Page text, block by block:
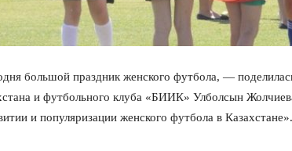
большой праздник женского футбола, —
и футбольного клуба «БИИК» Улболсын
и популяризации женского футбола в Казахстане».